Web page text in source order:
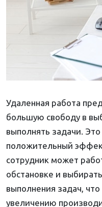
Удаленная работа
большую свободу в
выполнять задачи.
положительный
сотрудник может
обстановке и
выполнения задач,
увеличению